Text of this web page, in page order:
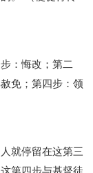
：悔改；第二
免；第四步：领
就停留在这第三